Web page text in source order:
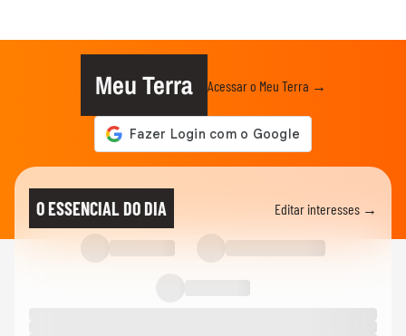
Meu Terra Acessar o Meu Terra →
O ESSENCIAL DO DIA Editar interesses →